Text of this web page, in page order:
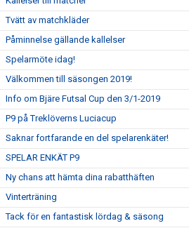
Tvätt av matchkläder
Påminnelse gällande kallelser
Spelarmöte idag!
Välkommen till säsongen 2019!
Info om Bjäre Futsal Cup den 3/1-2019
P9 på Treklöverns Luciacup
Saknar fortfarande en del spelarenkäter!
SPELAR ENKÄT P9
Ny chans att hämta dina rabatthäften
Vinterträning
Tack för en fantastisk lördag & säsong